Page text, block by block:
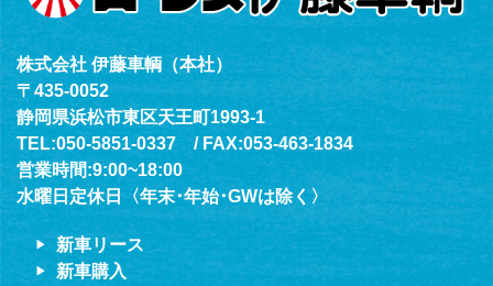
株式会社 伊藤車輌（本社）
〒435-0052
静岡県浜松市東区天王町1993-1
TEL:050-5851-0337 / FAX:053-463-1834
営業時間:9:00~18:00
水曜日定休日〈年末･年始･GWは除く〉
新車リース
新車購入